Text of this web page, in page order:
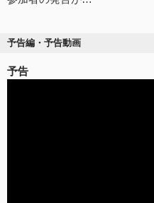
予告編・予告動画
予告